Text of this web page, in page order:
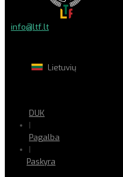
info@ltf.lt
Lietuvių
DUK
|
Pagalba
|
Paskyra